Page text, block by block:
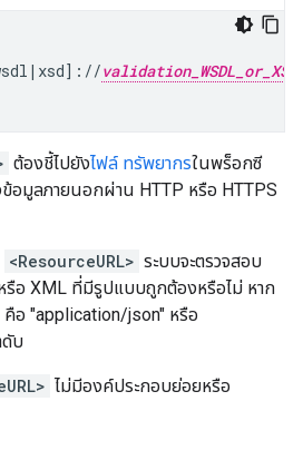
validation_WSDL_or_XSD
ต้องชี้ไปยังไฟล์ ทรัพยากรในพร็อกซี
อมูลภายนอกผ่าน HTTP หรือ HTTPS
<ResourceURL> ระบบจะตรวจสอบ
รือ XML ที่มีรูปแบบถูกต้องหรือไม่ หาก
คือ "application/json" หรือ
ดับ
ไม่มีองค์ประกอบย่อยหรือ